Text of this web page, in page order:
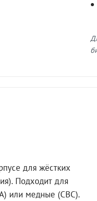
для жёстких
Подходит для
или медные (СВС).